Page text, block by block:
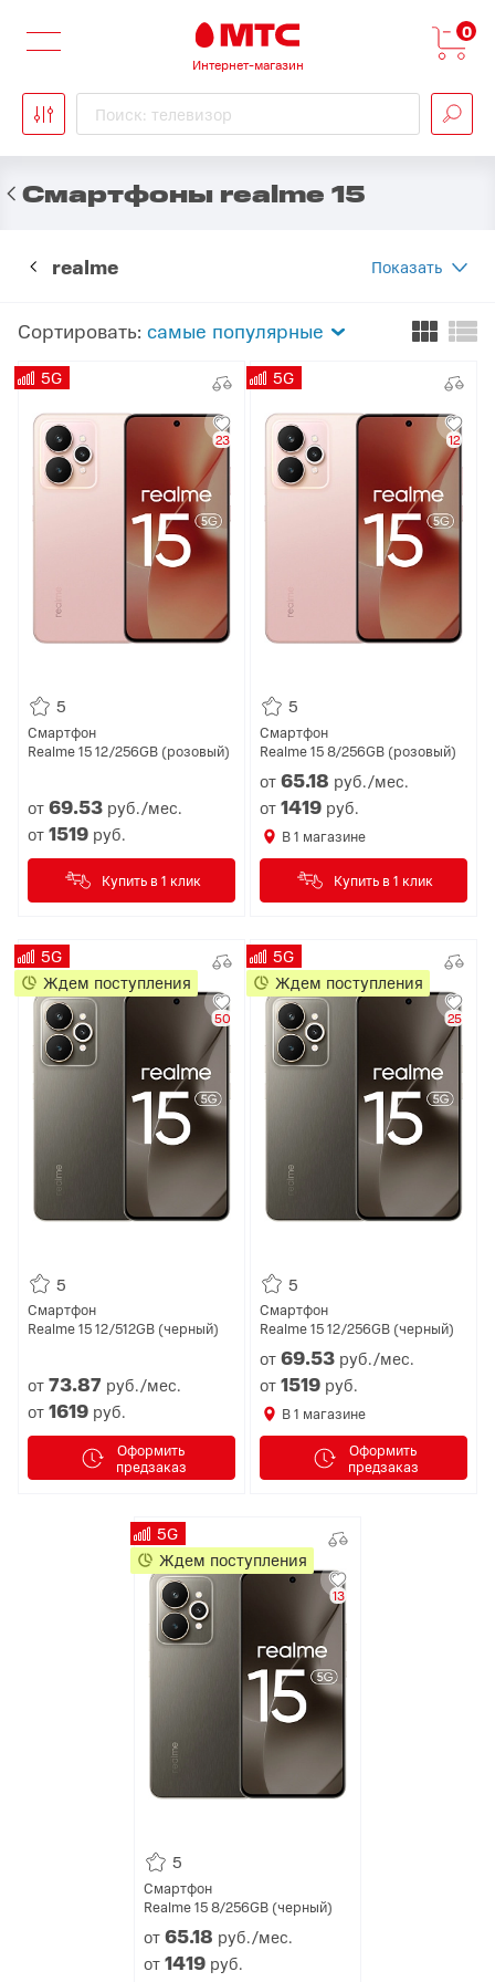
Интернет-магазин
Поиск: телевизор
0
Смартфоны realme 15
realme Показать
Сортировать: самые популярные
23
5
Смартфон
Realme 15 12/256GB (розовый)
от69.53 руб./мес.
от1519 руб.
Купить в 1 клик
5G
12
5
Смартфон
Realme 15 8/256GB (розовый)
от65.18 руб./мес.
от1419 руб.
В1 магазине
Купить в 1 клик
5G
50
5
Смартфон
Realme 15 12/512GB (черный)
от73.87 руб./мес.
от1619 руб.
Оформить
предзаказ
5G
Ждем поступления
25
5
Смартфон
Realme 15 12/256GB (черный)
от69.53 руб./мес.
от1519 руб.
В1 магазине
Оформить
предзаказ
5G
Ждем поступления
13
5
Смартфон
Realme 15 8/256GB (черный)
от65.18 руб./мес.
от1419 руб.
5G
Ждем поступления